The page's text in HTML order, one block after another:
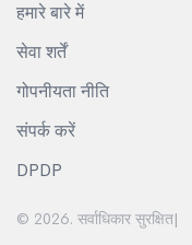
हमारे बारे में
सेवा शर्तें
गोपनीयता नीति
संपर्क करें
DPDP
© 2026. सर्वाधिकार सुरक्षित|